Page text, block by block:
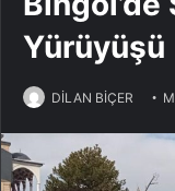
Yürüyüşü
DİLAN BİÇER